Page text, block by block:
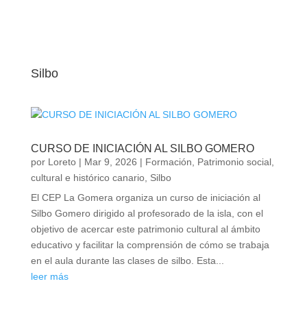
Silbo
CURSO DE INICIACIÓN AL SILBO GOMERO
por Loreto| Mar 9, 2026 | Formación
Patrimonio social,
cultural e histórico canario, Silbo
El CEP La Gomera organiza un curso de iniciación al
Silbo Gomero dirigido al profesorado de la isla, con el
objetivo de acercar este patrimonio cultural al ámbito
educativo y facilitar la comprensión de cómo se trabaja
en el aula durante las clases de silbo. Esta...
leer más